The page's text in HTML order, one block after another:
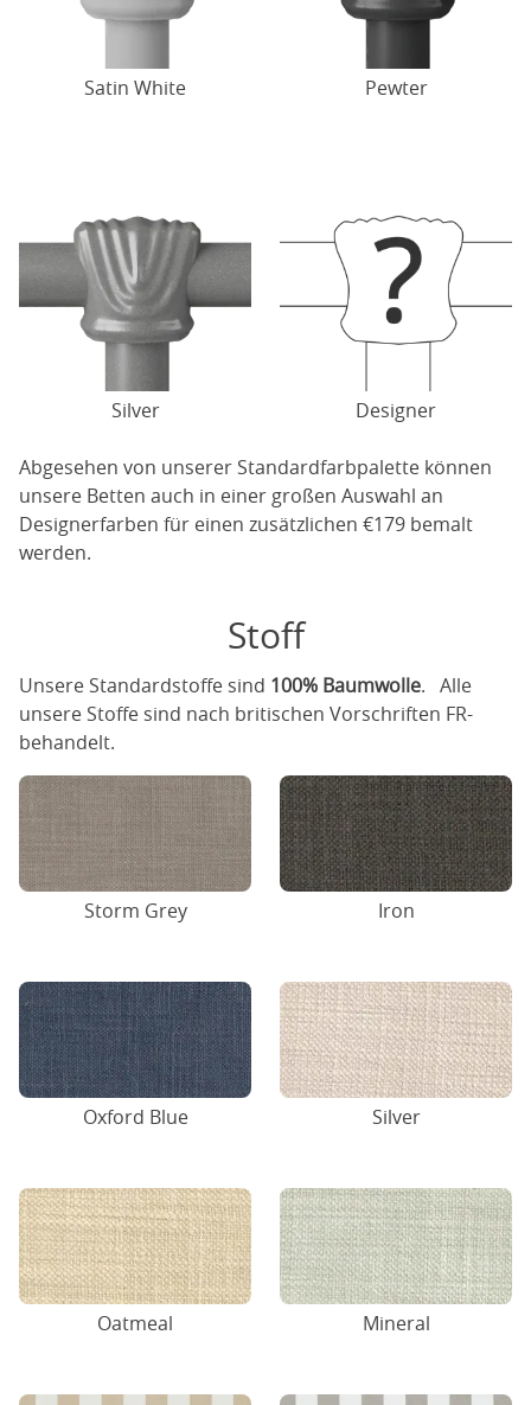
Satin White Pewter
Silver Designer
Abgesehen von unserer Standardfarbpalette können
unsere Betten auch in einer großen Auswahl an
Designerfarben für einen zusätzlichen €179 bemalt
werden.
Stoff
Unsere Standardstoffe sind 100% Baumwolle. Alle
unsere Stoffe sind nach britischen Vorschriften FR-
behandelt.
Storm Grey Iron
Oxford Blue Silver
Oatmeal Mineral